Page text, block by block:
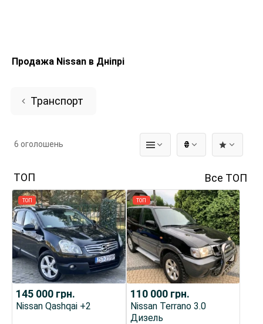
Продажа Nissan в Дніпрі
Транспорт
₴
6 оголошень
ТОП Все ТОП
ТОП
145 000 грн.
Nissan Qashqai +2
ТОП
110 000 грн.
Nissan Terrano 3.0
Дизель